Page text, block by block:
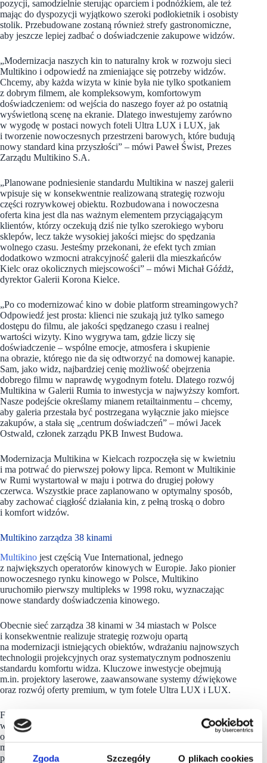
Zgoda Szczegóły O plikach cookies
pozycji, samodzielnie sterując oparciem i podnóżkiem, ale też
mając do dyspozycji wyjątkowo szeroki podłokietnik i osobisty
stolik. Przebudowane zostaną również strefy gastronomiczne,
aby jeszcze lepiej zadbać o doświadczenie zakupowe widzów.
„Modernizacja naszych kin to naturalny krok w rozwoju sieci
Multikino i odpowiedź na zmieniające się potrzeby widzów.
Chcemy, aby każda wizyta w kinie była nie tylko spotkaniem
z dobrym filmem, ale kompleksowym, komfortowym
doświadczeniem: od wejścia do naszego foyer aż po ostatnią
wyświetloną scenę na ekranie. Dlatego inwestujemy zarówno
w wygodę w postaci nowych foteli Ultra LUX i LUX, jak
i tworzenie nowoczesnych przestrzeni barowych, które budują
nowy standard kina przyszłości” – mówi Paweł Świst, Prezes
Zarządu Multikino S.A.
„Planowane podniesienie standardu Multikina w naszej galerii
wpisuje się w konsekwentnie realizowaną strategię rozwoju
części rozrywkowej obiektu. Rozbudowana i nowoczesna
oferta kina jest dla nas ważnym elementem przyciągającym
klientów, którzy oczekują dziś nie tylko szerokiego wyboru
sklepów, lecz także wysokiej jakości miejsc do spędzania
wolnego czasu. Jesteśmy przekonani, że efekt tych zmian
dodatkowo wzmocni atrakcyjność galerii dla mieszkańców
Kielc oraz okolicznych miejscowości” – mówi Michał Góźdż,
dyrektor Galerii Korona Kielce.
„Po co modernizować kino w dobie platform streamingowych?
Odpowiedź jest prosta: klienci nie szukają już tylko samego
dostępu do filmu, ale jakości spędzanego czasu i realnej
wartości wizyty. Kino wygrywa tam, gdzie liczy się
doświadczenie – wspólne emocje, atmosfera i skupienie
na obrazie, którego nie da się odtworzyć na domowej kanapie.
Sam, jako widz, najbardziej cenię możliwość obejrzenia
dobrego filmu w naprawdę wygodnym fotelu. Dlatego rozwój
Multikina w Galerii Rumia to inwestycja w najwyższy komfort.
Nasze podejście określamy mianem retailtainmentu – chcemy,
aby galeria przestała być postrzegana wyłącznie jako miejsce
zakupów, a stała się „centrum doświadczeń” – mówi Jacek
Ostwald, członek zarządu PKB Inwest Budowa.
Modernizacja Multikina w Kielcach rozpoczęła się w kwietniu
i ma potrwać do pierwszej połowy lipca. Remont w Multikinie
w Rumi wystartował w maju i potrwa do drugiej połowy
czerwca. Wszystkie prace zaplanowano w optymalny sposób,
aby zachować ciągłość działania kin, z pełną troską o dobro
i komfort widzów.
Multikino zarządza 38 kinami
Multikino jest częścią Vue International, jednego
z największych operatorów kinowych w Europie. Jako pionier
nowoczesnego rynku kinowego w Polsce, Multikino
uruchomiło pierwszy multipleks w 1998 roku, wyznaczając
nowe standardy doświadczenia kinowego.
Obecnie sieć zarządza 38 kinami w 34 miastach w Polsce
i konsekwentnie realizuje strategię rozwoju opartą
na modernizacji istniejących obiektów, wdrażaniu najnowszych
technologii projekcyjnych oraz systematycznym podnoszeniu
standardu komfortu widza. Kluczowe inwestycje obejmują
m.in. projektory laserowe, zaawansowane systemy dźwiękowe
oraz rozwój oferty premium, w tym fotele Ultra LUX i LUX.
Flagowym obiektem sieci jest kino zlokalizowane
w warszawskim centrum handlowym Złote Tarasy. Kompleks
obejmuje osiem sal kinowych, w tym Salę Premierową na 788
miejsc, stanowiącą jeden z kluczowych obiektów sieci
pod względem skali i znaczenia operacyjnego. Jednym